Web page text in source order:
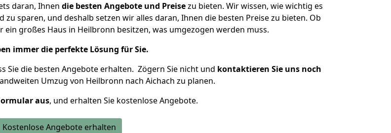
daran, Ihnen die besten Angebote und Preisezu bieten. Wir wissen, wie wichtig es
sparen, und deshalb setzen wir alles daran, Ihnen die besten Preise zu bieten. Ob
ein großes Haus in Heilbronn besitzen, was umgezogen werden muss.
immer die perfekte Lösung für Sie.
Sie die besten Angebote erhalten. Zögern Sie nicht und kontaktieren Sie uns noch
Umzug von Heilbronn nach Aichach zu planen.
aus, und erhalten Sie kostenlose Angebote.
Kostenlose Angebote erhalten